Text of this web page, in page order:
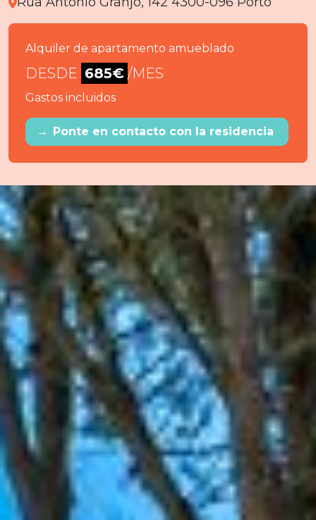
Alquiler de apartamento amueblado
DESDE 685€ /MES
Gastos incluidos
→ Ponte en contacto con la residencia